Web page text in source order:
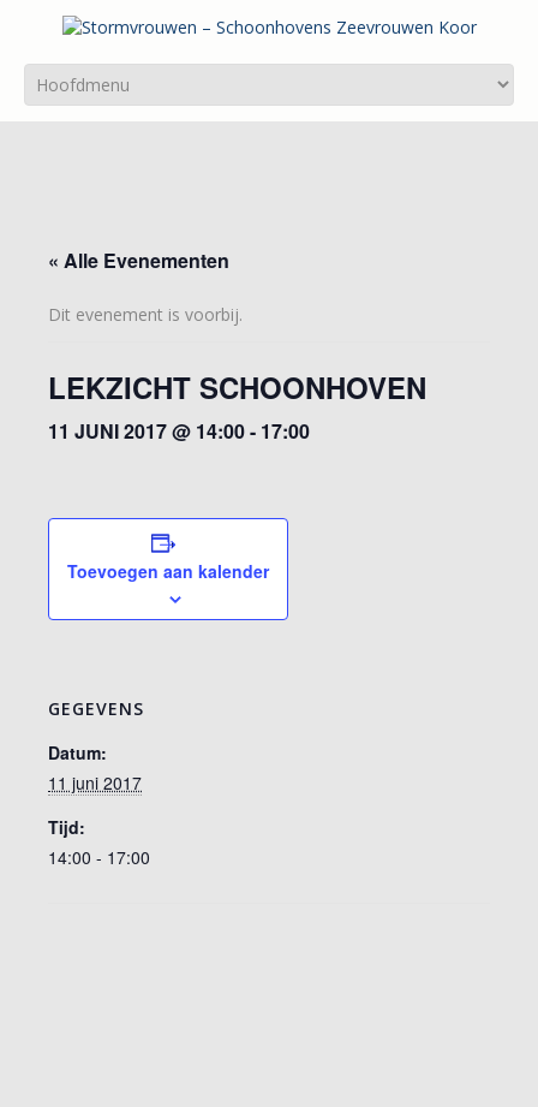
« Alle Evenementen
Dit evenement is voorbij.
LEKZICHT SCHOONHOVEN
11 JUNI 2017 @ 14:00- 17:00
Toevoegen aan kalender
GEGEVENS
Datum:
11 juni 2017
Tijd:
14:00 - 17:00